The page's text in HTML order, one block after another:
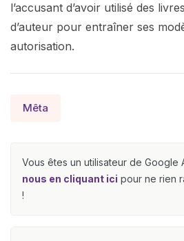
l’accusant d’avoir utilisé des
d’auteur pour entraîner ses
autorisation.
Mêta
Vous êtes un utilisateur de Google
nous en cliquant ici pour ne rien
!